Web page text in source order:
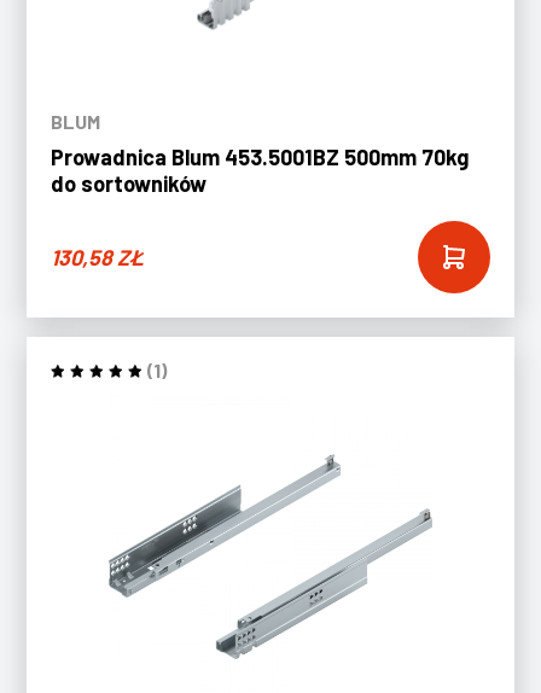
BLUM
Prowadnica Blum 453.5001BZ 500mm 70kg
do sortowników
130,58ZŁ
(1)